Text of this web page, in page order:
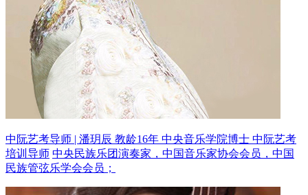
中阮艺考导师 | 潘玥辰 教龄16年 中央音乐学院博士 中阮艺考
培训导师 中央民族乐团演奏家，中国音乐家协会会员，中国
民族管弦乐学会会员；